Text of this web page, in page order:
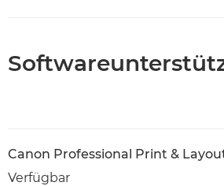
Canon Professional Print &
Verfügbar